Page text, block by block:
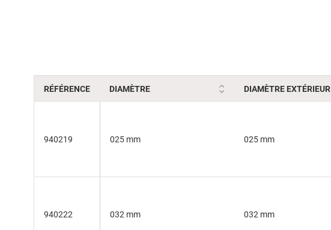
RÉFÉRENCE DIAMÈTRE DIAMÈTRE EXTÉRIEUR
940219 025 mm 025 mm
940222 032 mm 032 mm